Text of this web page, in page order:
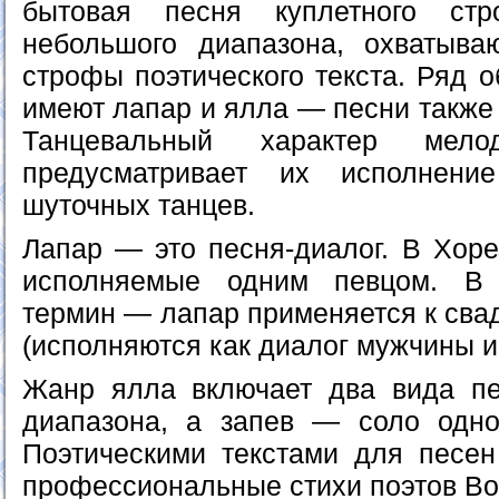
бытовая песня куплетного
небольшого диапазона,
строфы поэтического текста. Ряд
имеют лапар и ялла — песни также
Танцевальный характер
предусматривает их
шуточных танцев.
Лапар — это песня-диалог. В
исполняемые одним певцом. В
термин — лапар применяется к
(исполняются как диалог мужчины
Жанр ялла включает два вида
диапазона, а запев — соло
Поэтическими текстами для
профессиональные стихи поэтов